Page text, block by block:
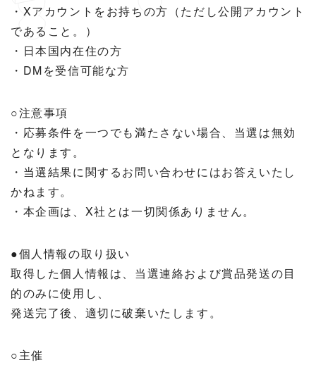
・Xアカウントをお持ちの方（ただし公開アカウント
であること。）
・日本国内在住の方
・DMを受信可能な方
○注意事項
・応募条件を一つでも満たさない場合、当選は無効
となります。
・当選結果に関するお問い合わせにはお答えいたし
かねます。
・本企画は、X社とは一切関係ありません。
●個人情報の取り扱い
取得した個人情報は、当選連絡および賞品発送の目
的のみに使用し、
発送完了後、適切に破棄いたします。
○主催